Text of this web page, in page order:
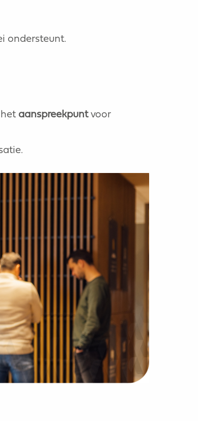
ondersteunt.
aanspreekpuntvoor